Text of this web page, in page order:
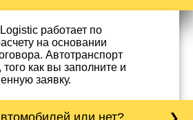
работает по
на основании
Автотранспорт
как вы заполните и
заявку.
или нет?